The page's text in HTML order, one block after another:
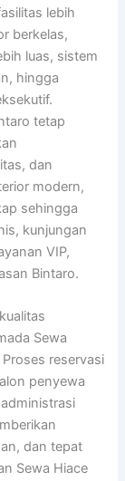
lebih
berkelas,
luas, sistem
hingga
tetap
dan
modern,
sehingga
kunjungan
VIP,
Bintaro.
Sewa
reservasi
penyewa
dan tepat
Sewa Hiace